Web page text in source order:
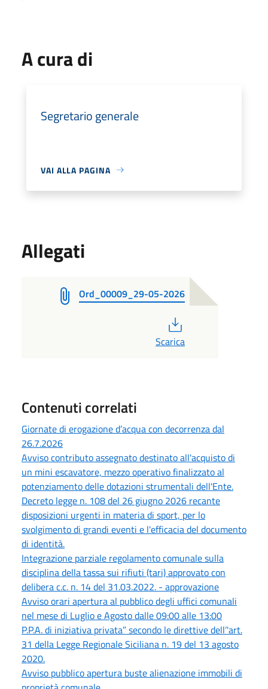
A cura di
Segretario generale
VAI ALLA PAGINA
Allegati
Ord_00009_29-05-2026
Scarica
Contenuti correlati
Giornate di erogazione d’acqua con decorrenza dal
26.7.2026
Avviso contributo assegnato destinato all'acquisto di
un mini escavatore, mezzo operativo finalizzato al
potenziamento delle dotazioni strumentali dell'Ente.
Decreto legge n. 108 del 26 giugno 2026 recante
disposizioni urgenti in materia di sport, per lo
svolgimento di grandi eventi e l'efficacia del documento
di identità.
Integrazione parziale regolamento comunale sulla
disciplina della tassa sui rifiuti (tari) approvato con
delibera c.c. n. 14 del 31.03.2022. - approvazione
Avviso orari apertura al pubblico degli uffici comunali
nel mese di Luglio e Agosto dalle 09:00 alle 13:00
P.P.A. di iniziativa privata” secondo le direttive dell’'art.
31 della Legge Regionale Siciliana n. 19 del 13 agosto
2020.
Avviso pubblico apertura buste alienazione immobili di